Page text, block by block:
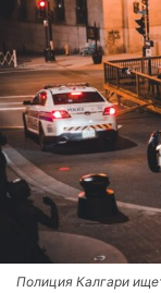
Полиция Калгари